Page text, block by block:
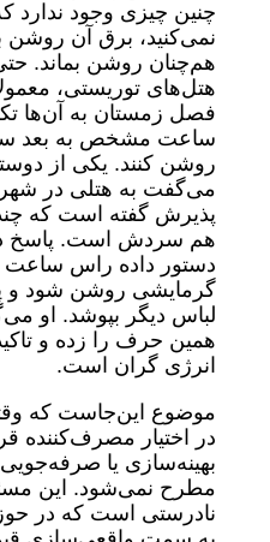
چنین چیزی وجود ندارد
نمی‌کنید، برق آن روشن
هم‌چنان روشن بماند.
هتل‌های توریستی،
فصل زمستان به آن‌ها
ساعت مشخص به بعد
روشن کنند. یکی از
می‌گفت به هتلی در شهر
پذیرش گفته است که
هم سردش است. پاسخ
دستور داده راس
گرمایشی روشن شود و
لباس دیگر بپوشد. او
همین حرف را زده و
انرژی گران است.
موضوع این‌جاست که
در اختیار مصرف‌کننده
بهینه‌سازی یا
مطرح نمی‌شود. این
نادرستی است که در